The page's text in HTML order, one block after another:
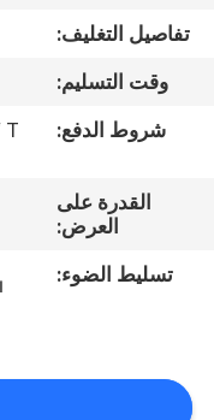
المعمل
مراقبة
الجودة
بنا
تفاصيل التغليف:
وقت التسليم:
شروط الدفع:
القدرة على
العرض:
تسليط الضوء: